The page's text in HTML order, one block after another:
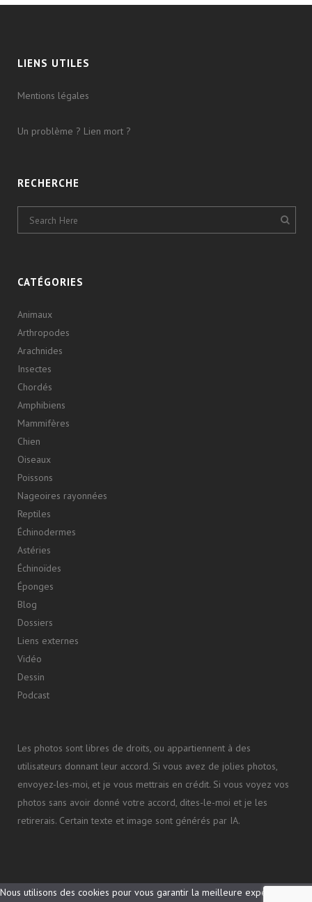
LIENS UTILES
Mentions légales
Un problème ? Lien mort ?
RECHERCHE
CATÉGORIES
Animaux
Arthropodes
Arachnides
Insectes
Chordés
Amphibiens
Mammifères
Chien
Oiseaux
Poissons
Nageoires rayonnées
Reptiles
Échinodermes
Astéries
Échinoïdes
Éponges
Blog
Dossiers
Liens externes
Vidéo
Dessin
Podcast
Les photos sont libres de droits, ou appartiennent à des
utilisateurs donnant leur accord. Si vous avez de jolies photos,
envoyez-les-moi, et je vous mettrais en crédit. Si vous voyez vos
photos sans avoir donné votre accord, dites-le-moi et je les
retirerais. Certain texte et image sont générés par IA.
Nous utilisons des cookies pour vous garantir la meilleure expérience sur